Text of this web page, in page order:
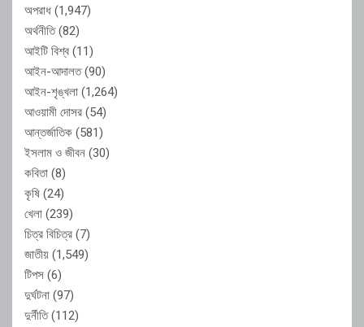
অপরাধ (1,947)
অর্থনীতি(82)
আইটি বিশ্ব (11)
আইন-আদালত(90)
আইন-শৃঙ্খলা (1,264)
আওয়ামী দোসর (54)
আন্তর্জাতিক (581)
ইসলাম ও জীবন (30)
কবিতা (8)
কৃষি (24)
খেলা (239)
চিত্র বিচিত্র (7)
জাতীয় (1,549)
টিপস (6)
দুর্ঘটনা (97)
দুর্নীতি(112)